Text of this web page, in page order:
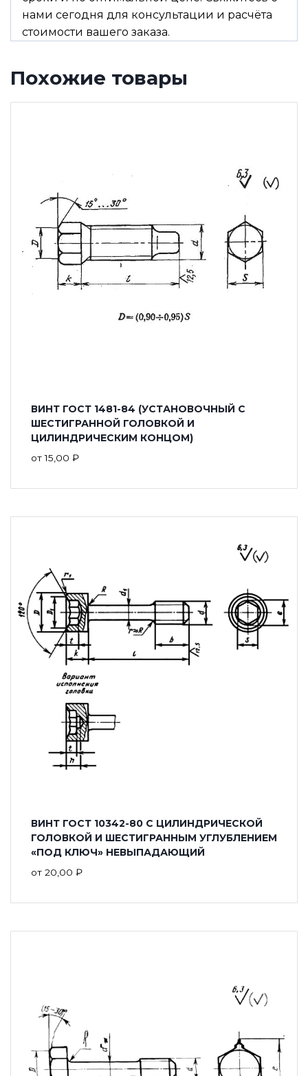
нами сегодня для консультации и расчёта
стоимости вашего заказа.
Похожие товары
ВИНТ ГОСТ 1481-84 (УСТАНОВОЧНЫЙ С
ШЕСТИГРАННОЙ ГОЛОВКОЙ И
ЦИЛИНДРИЧЕСКИМ КОНЦОМ)
от15,00 ₽
ВИНТ ГОСТ 10342-80 С ЦИЛИНДРИЧЕСКОЙ
ГОЛОВКОЙ И ШЕСТИГРАННЫМ УГЛУБЛЕНИЕМ
«ПОД КЛЮЧ» НЕВЫПАДАЮЩИЙ
от 20,00 ₽